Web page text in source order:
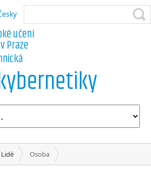
učení
Praze
Lidé Osoba